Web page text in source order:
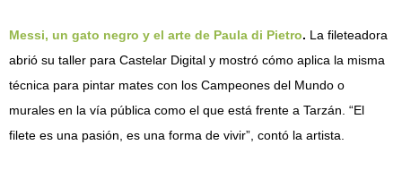
Messi, un gato negro y el arte de Paula di Pietro. La fileteadora
abrió su taller para Castelar Digital y mostró cómo aplica la misma
técnica para pintar mates con los Campeones del Mundo o
murales en la vía pública como el que está frente a Tarzán. “El
filete es una pasión, es una forma de vivir”, contó la artista.